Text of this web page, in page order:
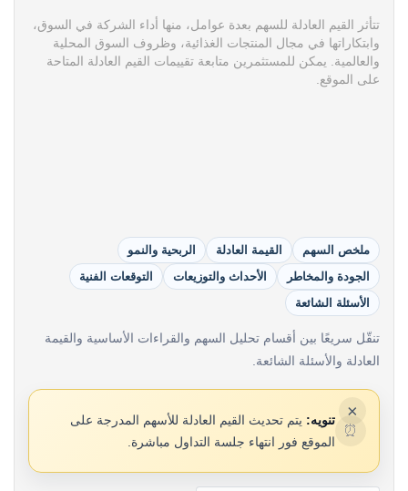
تتأثر القيم العادلة للسهم بعدة عوامل، منها أداء الشركة في السوق،
وابتكاراتها في مجال المنتجات الغذائية، وظروف السوق المحلية
والعالمية. يمكن للمستثمرين متابعة تقييمات القيم العادلة المتاحة
على الموقع.
ملخص السهم القيمة العادلة
الربحية والنمو
الجودة والمخاطر
الأحداث والتوزيعات
التوقعات الفنية
الأسئلة الشائعة
تنقّل سريعًا بين أقسام تحليل السهم والقراءات الأساسية والقيمة
العادلة والأسئلة الشائعة.
×
⏰
تنويه: يتم تحديث القيم العادلة للأسهم المدرجة على
الموقع فور انتهاء جلسة التداول مباشرة.